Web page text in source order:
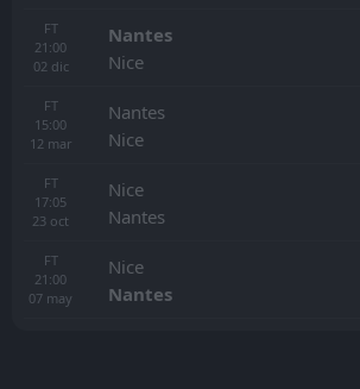
FT
21:00
02 dic
Nantes
Nice
FT
15:00
12 mar
Nantes
Nice
FT
17:05
23 oct
Nice
Nantes
FT
21:00
07 may
Nice
Nantes